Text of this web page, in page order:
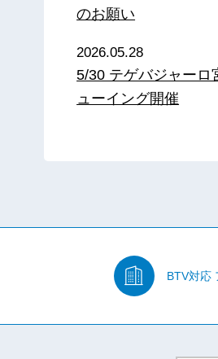
のお願い
2026.05.28
5/30 テゲバジャー
ューイング開催
BTV対応